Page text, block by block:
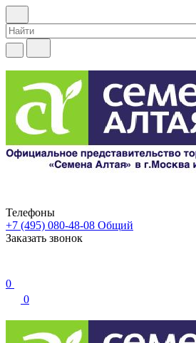
Телефоны
+7 (495) 080-48-08 Общий
Заказать звонок
0
0